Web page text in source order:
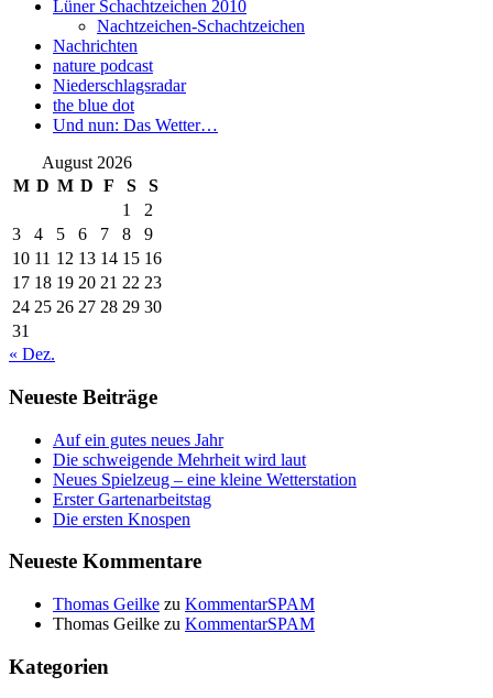
Lüner Schachtzeichen 2010
Nachtzeichen-Schachtzeichen
Nachrichten
nature podcast
Niederschlagsradar
the blue dot
Und nun: Das Wetter…
August 2026
M D M D F S
S
1
2
3
4 5 6 7 8
9
10 11 12 13 14 15 16
17 18 19 20 21 22 23
24 25 26 27 28 29 30
31
« Dez.
Neueste Beiträge
Auf ein gutes neues Jahr
Die schweigende Mehrheit wird laut
Neues Spielzeug – eine kleine Wetterstation
Erster Gartenarbeitstag
Die ersten Knospen
Neueste Kommentare
Thomas Geilke zu KommentarSPAM
Thomas Geilke zu KommentarSPAM
Kategorien